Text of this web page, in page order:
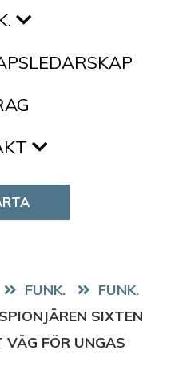
FUNK.
FUNK.
SIXTEN
VÄG FÖR UNGAS